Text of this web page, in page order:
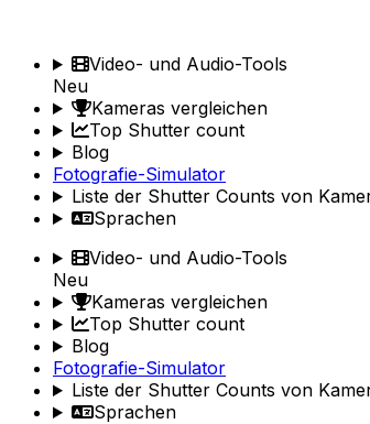
Video- und Audio-Tools
Neu
Kameras vergleichen
Top Shutter count
Blog
Fotografie-Simulator
Liste der Shutter Counts von
Sprachen
Video- und Audio-Tools
Neu
Kameras vergleichen
Top Shutter count
Blog
Fotografie-Simulator
Liste der Shutter Counts von
Sprachen